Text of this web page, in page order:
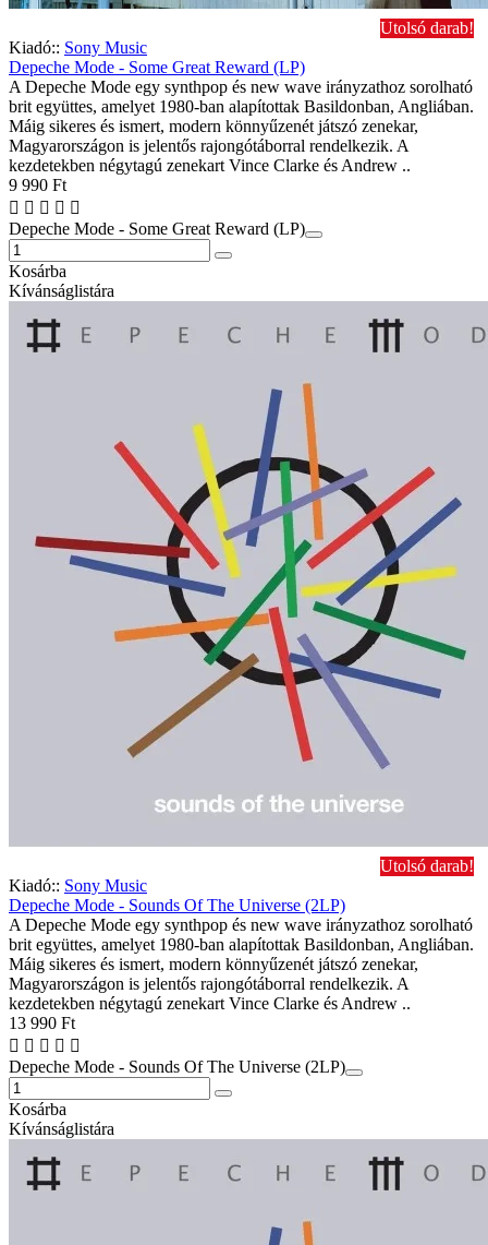
Utolsó darab!
Kiadó:: Sony Music
Depeche Mode - Some Great Reward (LP)
A Depeche Mode egy synthpop és new wave irányzathoz sorolható
brit együttes, amelyet 1980-ban alapítottak Basildonban, Angliában.
Máig sikeres és ismert, modern könnyűzenét játszó zenekar,
Magyarországon is jelentős rajongótáborral rendelkezik. A
kezdetekben négytagú zenekart Vince Clarke és Andrew ..
9 990 Ft
Depeche Mode - Some Great Reward (LP)
Kosárba
Kívánságlistára
Utolsó darab!
Kiadó:: Sony Music
Depeche Mode - Sounds Of The Universe (2LP)
A Depeche Mode egy synthpop és new wave irányzathoz sorolható
brit együttes, amelyet 1980-ban alapítottak Basildonban, Angliában.
Máig sikeres és ismert, modern könnyűzenét játszó zenekar,
Magyarországon is jelentős rajongótáborral rendelkezik. A
kezdetekben négytagú zenekart Vince Clarke és Andrew ..
13 990 Ft
Depeche Mode - Sounds Of The Universe (2LP)
Kosárba
Kívánságlistára